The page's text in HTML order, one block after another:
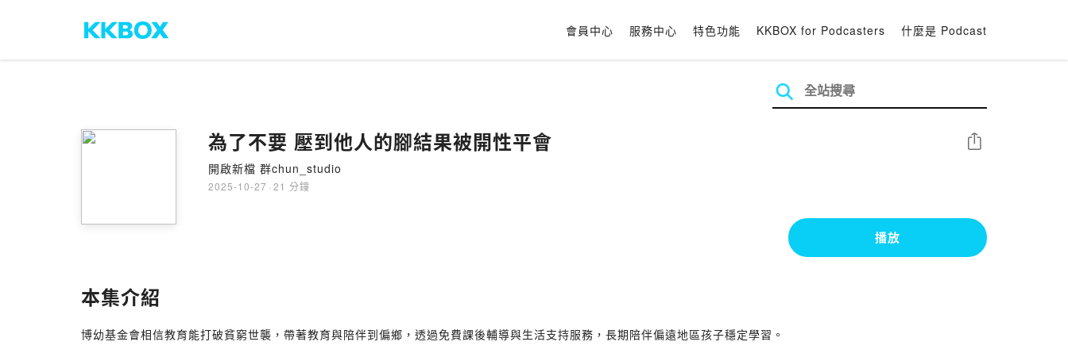
會員中心 服務中心 特色功能 KKBOX for Podcasters 什麼是 Podcast
為了不要 壓到他人的腳結果被開性平會
開啟新檔 群chun_studio
2025-10-27 · 21 分鐘
分享
播放
本集介紹
博幼基金會相信教育能打破貧窮世襲，帶著教育與陪伴到偏鄉，透過免費課後輔導與生活支持服務，長期陪伴偏遠地區孩子穩定學習。